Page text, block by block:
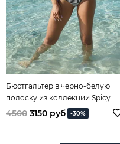
Бюстгальтер в черно-белую
полоску из коллекции Spicy
Stripes
4500 3150 руб -30%